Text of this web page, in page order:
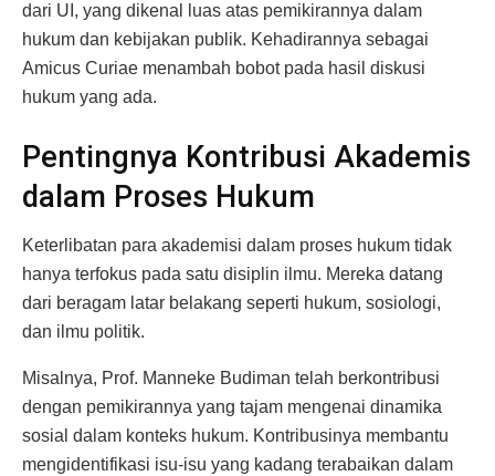
dari UI, yang dikenal luas atas pemikirannya dalam
hukum dan kebijakan publik. Kehadirannya sebagai
Amicus Curiae menambah bobot pada hasil diskusi
hukum yang ada.
Pentingnya Kontribusi Akademis
dalam Proses Hukum
Keterlibatan para akademisi dalam proses hukum tidak
hanya terfokus pada satu disiplin ilmu. Mereka datang
dari beragam latar belakang seperti hukum, sosiologi,
dan ilmu politik.
Misalnya, Prof. Manneke Budiman telah berkontribusi
dengan pemikirannya yang tajam mengenai dinamika
sosial dalam konteks hukum. Kontribusinya membantu
mengidentifikasi isu-isu yang kadang terabaikan dalam